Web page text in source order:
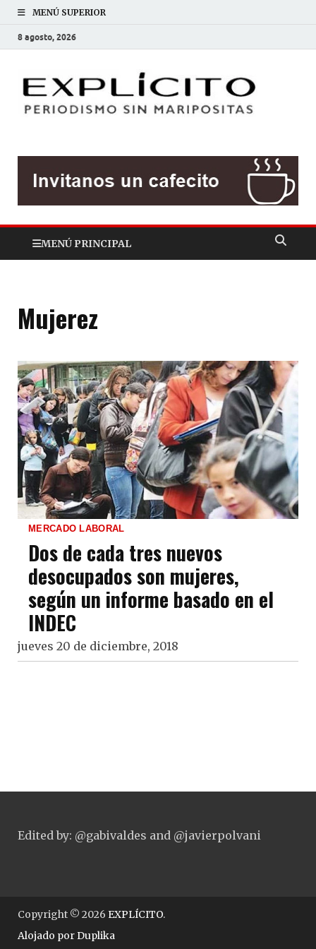
MENÚ SUPERIOR
8 agosto, 2026
MENÚ PRINCIPAL
Mujerez
MERCADO LABORAL
Dos de cada tres nuevos
desocupados son mujeres,
según un informe basado en el
INDEC
jueves 20 de diciembre, 2018
Edited by: @gabivaldes and @javierpolvani
Copyright © 2026 EXPLÍCITO.
Alojado porDuplika